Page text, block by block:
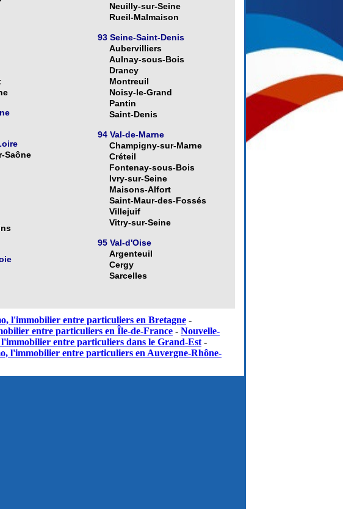
Saône
Neuilly-sur-Seine
Rueil-Malmaison
93 Seine-Saint-Denis
Aubervilliers
Aulnay-sous-Bois
Drancy
Montreuil
Noisy-le-Grand
Pantin
Saint-Denis
94 Val-de-Marne
Champigny-sur-Marne
Créteil
Fontenay-sous-Bois
Ivry-sur-Seine
Maisons-Alfort
Saint-Maur-des-Fossés
Villejuif
Vitry-sur-Seine
95 Val-d'Oise
Argenteuil
Cergy
Sarcelles
l'immobilier entre particuliers en Bretagne -
entre particuliers en Île-de-France - Nouvelle-
entre particuliers dans le Grand-Est -
l'immobilier entre particuliers en Auvergne-Rhône-